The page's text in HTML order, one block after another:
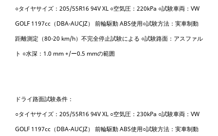
○タイヤサイズ：205/55R16 94V XL ○空気圧：220kPa ○試験車両：VW
GOLF 1197cc（DBA-AUCJZ） 前輪駆動 ABS使用○試験方法：実車制動
距離測定（80-20 km/h）不完全停止試験による ○試験路面：アスファル
ト ○水深：1.0 mm +/ー0.5 mmの範囲
ドライ路面試験条件：
○タイヤサイズ：205/55R16 94V XL ○空気圧：230kPa ○試験車両：VW
GOLF 1197cc（DBA-AUCJZ） 前輪駆動 ABS使用○試験方法：実車制動